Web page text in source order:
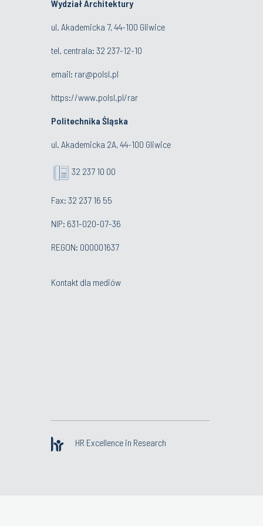
Wydział Architektury
ul. Akademicka 7, 44-100 Gliwice
tel. centrala: 32 237-12-10
email: rar@polsl.pl
https://www.polsl.pl/rar
Politechnika Śląska
ul. Akademicka 2A, 44-100 Gliwice
32 237 10 00
Fax: 32 237 16 55
NIP: 631-020-07-36
REGON: 000001637
Kontakt dla mediów
HR Excellence in Research